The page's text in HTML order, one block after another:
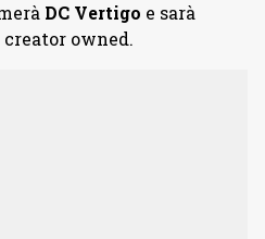
DC Vertigo e sarà
owned.